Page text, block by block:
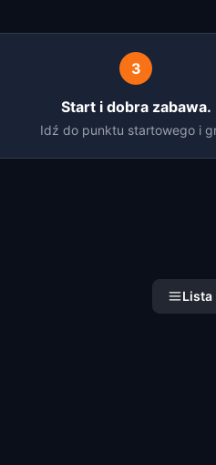
3
Start i dobra zabawa.
Idź do punktu startowego i
Lista